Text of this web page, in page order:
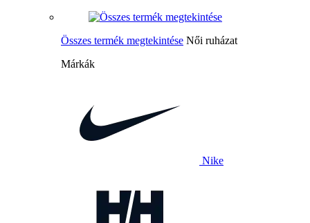
Összes termék megtekintése Női ruházat
Márkák
Nike